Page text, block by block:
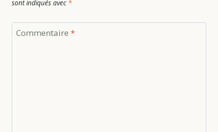
sont indiqués avec *
Commentaire *